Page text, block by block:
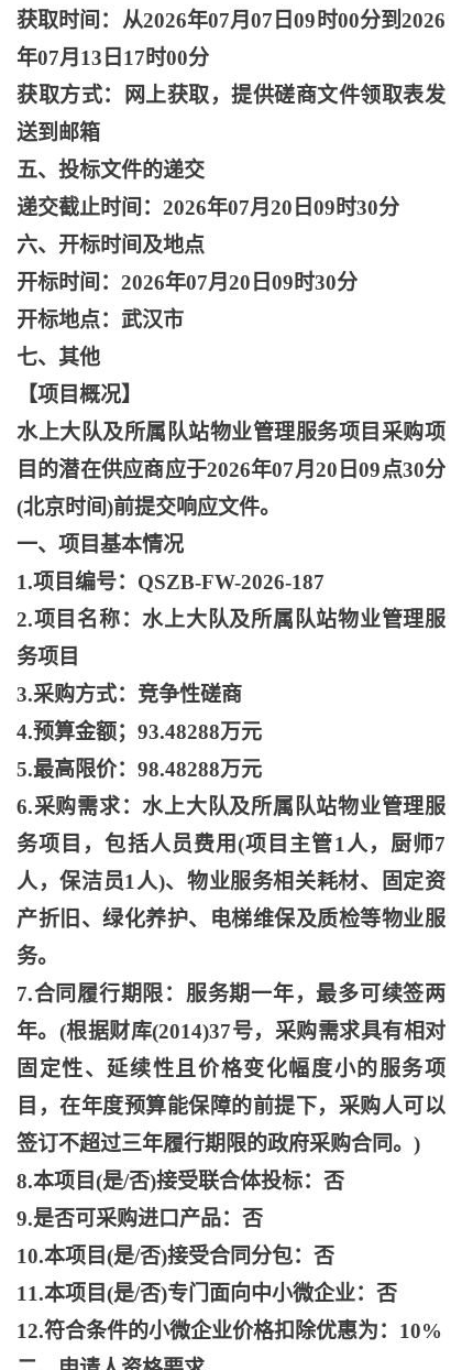
获取时间：从2026年07月07日09时00分到2026
年07月13日17时00分
获取方式：网上获取，提供磋商文件领取表发
送到邮箱
五、投标文件的递交
递交截止时间： 2026年07月20日09时30分
六、开标时间及地点
开标时间： 2026年07月20日09时30分
开标地点：武汉市
七、其他
【项目概况】
水上大队及所属队站物业管理服务项目采购项
目的潜在供应商应于2026年07月20日09点30分
(北京时间)前提交响应文件。
一、项目基本情况
1.项目编号：QSZB-FW-2026-187
2.项目名称：水上大队及所属队站物业管理服
务项目
3.采购方式：竞争性磋商
4.预算金额；93.48288万元
5.最高限价：98.48288万元
6.采购需求：水上大队及所属队站物业管理服
务项目，包括人员费用(项目主管1人，厨师7
人，保洁员1人)、物业服务相关耗材、固定资
产折旧、绿化养护、电梯维保及质检等物业服
务。
7.合同履行期限：服务期一年，最多可续签两
年。(根据财库(2014)37号，采购需求具有相对
固定性、延续性且价格变化幅度小的服务项
目，在年度预算能保障的前提下，采购人可以
签订不超过三年履行期限的政府采购合同。)
8.本项目(是/否)接受联合体投标：否
9.是否可采购进口产品：否
10.本项目(是/否)接受合同分包：否
11.本项目(是/否)专门面向中小微企业：否
12.符合条件的小微企业价格扣除优惠为：10%